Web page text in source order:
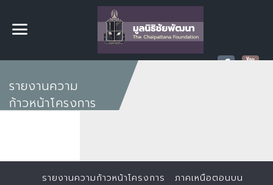
รายงานความ
ก้าวหน้าโครงการ
รายงานความก้าวหน้าโครงการ ภาคเหนือตอนบน